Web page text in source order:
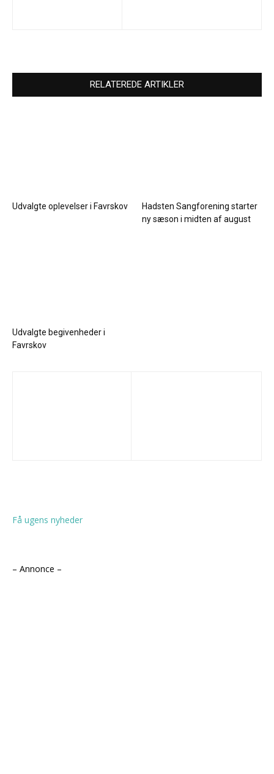
RELATEREDE ARTIKLER
Udvalgte oplevelser i Favrskov
Hadsten Sangforening starter
ny sæson i midten af august
Udvalgte begivenheder i
Favrskov
Få ugens nyheder
– Annonce –